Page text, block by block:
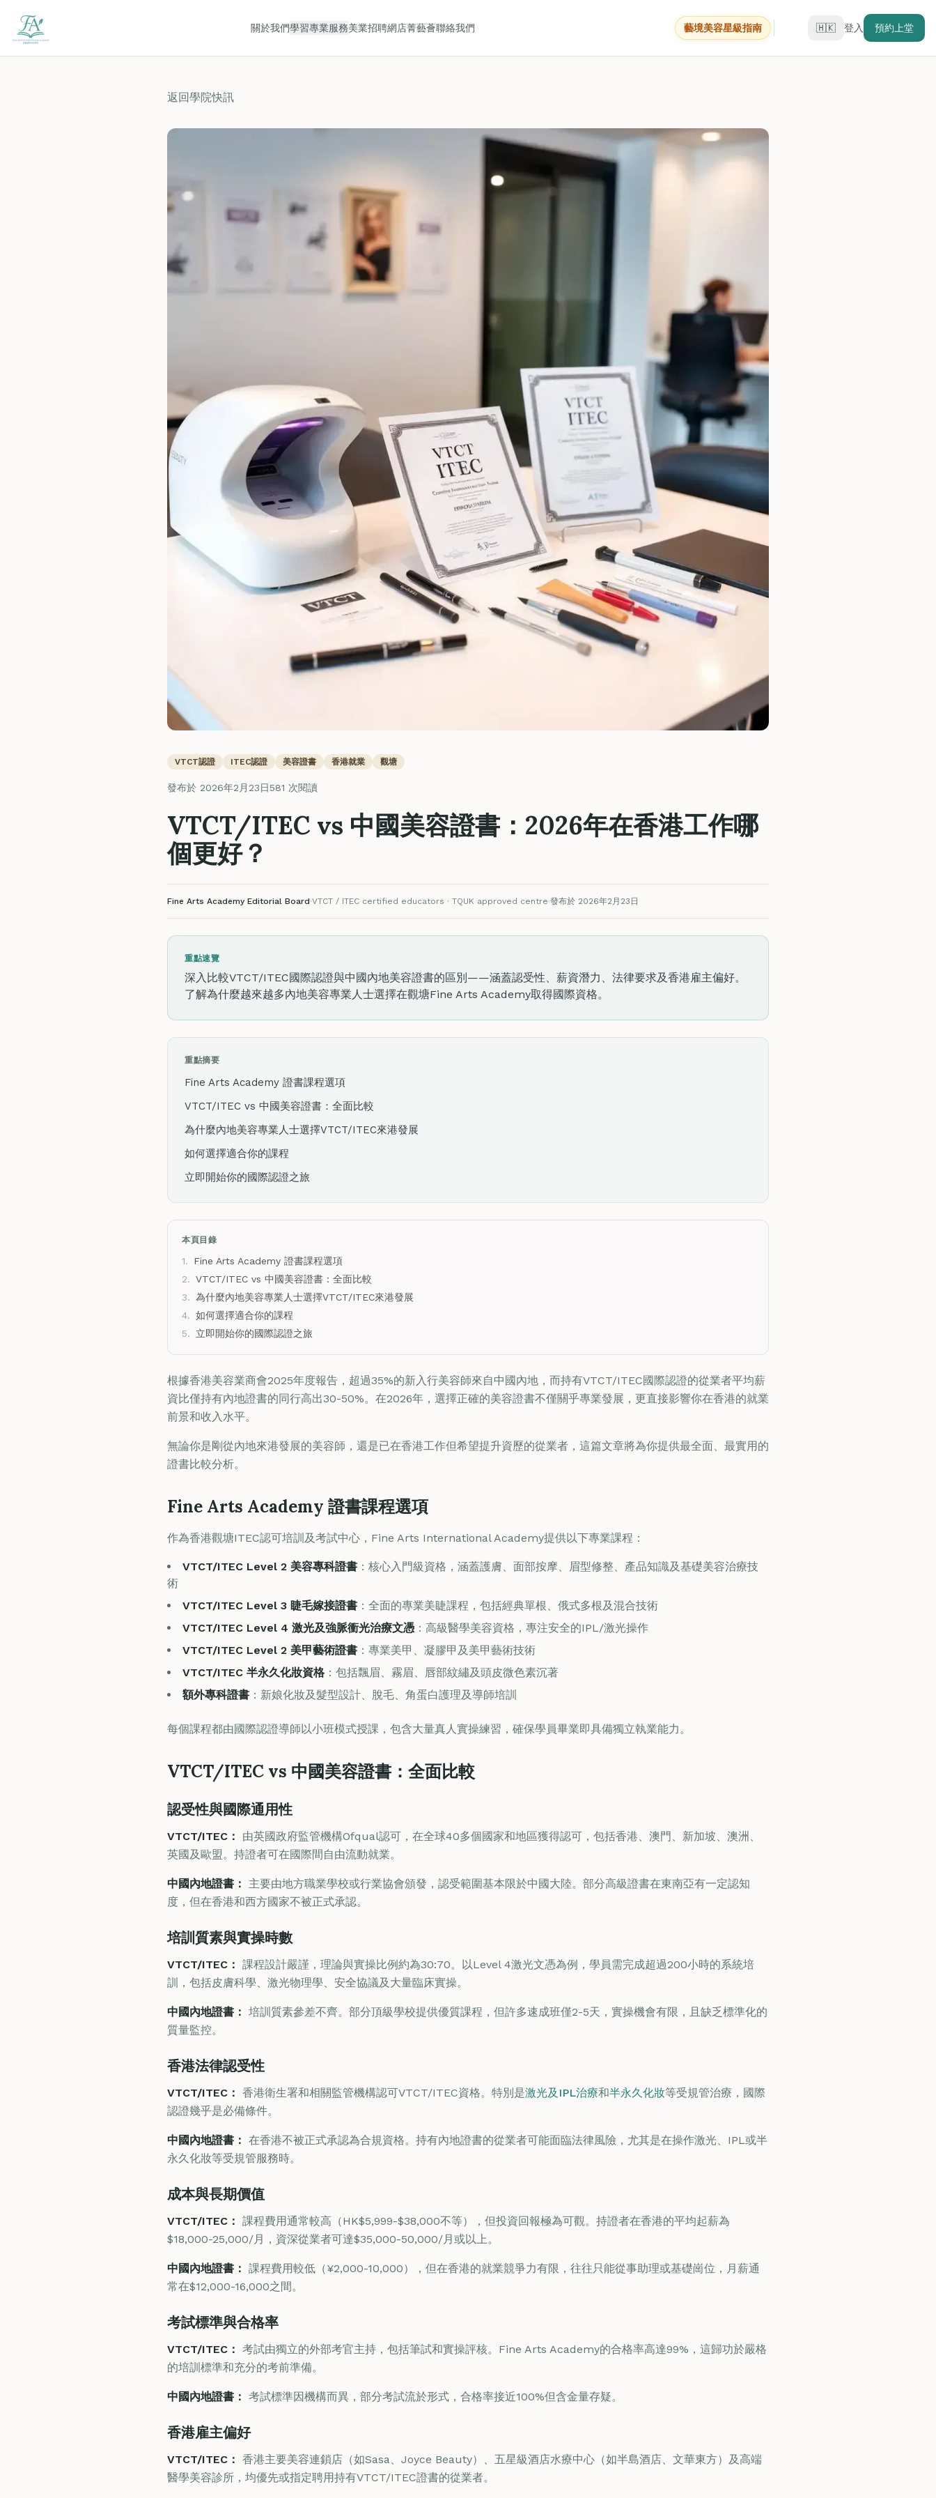
關於我們學習專業服務美業招聘網店菁藝薈聯絡我們 藝境美容星級指南 🇭🇰 登入 預約上堂
返回學院快訊
VTCT認證 ITEC認證 美容證書 香港就業 觀塘
發布於 2026年2月23日581 次閱讀
VTCT/ITEC vs 中國美容證書：2026年在香港工作哪
個更好？
Fine Arts Academy Editorial Board·VTCT / ITEC certified educators · TQUK approved centre·發布於 2026年2月23日
重點速覽
深入比較VTCT/ITEC國際認證與中國內地美容證書的區別——涵蓋認受性、薪資潛力、法律要求及香港雇主偏好。
了解為什麼越來越多內地美容專業人士選擇在觀塘Fine Arts Academy取得國際資格。
重點摘要
Fine Arts Academy 證書課程選項
VTCT/ITEC vs 中國美容證書：全面比較
為什麼內地美容專業人士選擇VTCT/ITEC來港發展
如何選擇適合你的課程
立即開始你的國際認證之旅
本頁目錄
1.
Fine Arts Academy 證書課程選項
2. VTCT/ITEC vs 中國美容證書：全面比較
3. 為什麼內地美容專業人士選擇VTCT/ITEC來港發展
4. 如何選擇適合你的課程
5.
立即開始你的國際認證之旅
根據香港美容業商會2025年度報告，超過35%的新入行美容師來自中國內地，而持有VTCT/ITEC國際認證的從業者平均薪
資比僅持有內地證書的同行高出30-50%。在2026年，選擇正確的美容證書不僅關乎專業發展，更直接影響你在香港的就業
前景和收入水平。
無論你是剛從內地來港發展的美容師，還是已在香港工作但希望提升資歷的從業者，這篇文章將為你提供最全面、最實用的
證書比較分析。
Fine Arts Academy 證書課程選項
作為香港觀塘ITEC認可培訓及考試中心，Fine Arts International Academy提供以下專業課程：
VTCT/ITEC Level 2 美容專科證書 ：核心入門級資格，涵蓋護膚、面部按摩、眉型修整、產品知識及基礎美容治療技
術
VTCT/ITEC Level 3 睫毛嫁接證書 ：全面的專業美睫課程，包括經典單根、俄式多根及混合技術
VTCT/ITEC Level 4 激光及強脈衝光治療文憑 ：高級醫學美容資格，專注安全的IPL/激光操作
VTCT/ITEC Level 2 美甲藝術證書 ：專業美甲、凝膠甲及美甲藝術技術
VTCT/ITEC 半永久化妝資格 ：包括飄眉、霧眉、唇部紋繡及頭皮微色素沉著
額外專科證書 ：新娘化妝及髮型設計、脫毛、角蛋白護理及導師培訓
每個課程都由國際認證導師以小班模式授課，包含大量真人實操練習，確保學員畢業即具備獨立執業能力。
VTCT/ITEC vs 中國美容證書：全面比較
認受性與國際通用性
VTCT/ITEC：
由英國政府監管機構Ofqual認可，在全球40多個國家和地區獲得認可，包括香港、澳門、新加坡、澳洲、
英國及歐盟。持證者可在國際間自由流動就業。
中國內地證書：
主要由地方職業學校或行業協會頒發，認受範圍基本限於中國大陸。部分高級證書在東南亞有一定認知
度，但在香港和西方國家不被正式承認。
培訓質素與實操時數
VTCT/ITEC： 課程設計嚴謹，理論與實操比例約為30:70。以Level 4激光文憑為例，學員需完成超過200小時的系統培
訓，包括皮膚科學、激光物理學、安全協議及大量臨床實操。
中國內地證書： 培訓質素參差不齊。部分頂級學校提供優質課程，但許多速成班僅2-5天，實操機會有限，且缺乏標準化的
質量監控。
香港法律認受性
VTCT/ITEC： 香港衛生署和相關監管機構認可VTCT/ITEC資格。特別是激光及IPL治療和半永久化妝等受規管治療，國際
認證幾乎是必備條件。
中國內地證書： 在香港不被正式承認為合規資格。持有內地證書的從業者可能面臨法律風險，尤其是在操作激光、IPL或半
永久化妝等受規管服務時。
成本與長期價值
VTCT/ITEC： 課程費用通常較高（HK$5,999-$38,000不等），但投資回報極為可觀。持證者在香港的平均起薪為
$18,000-25,000/月，資深從業者可達$35,000-50,000/月或以上。
中國內地證書： 課程費用較低（¥2,000-10,000），但在香港的就業競爭力有限，往往只能從事助理或基礎崗位，月薪通
常在$12,000-16,000之間。
考試標準與合格率
VTCT/ITEC： 考試由獨立的外部考官主持，包括筆試和實操評核。Fine Arts Academy的合格率高達99%，這歸功於嚴格
的培訓標準和充分的考前準備。
中國內地證書： 考試標準因機構而異，部分考試流於形式，合格率接近100%但含金量存疑。
香港雇主偏好
VTCT/ITEC： 香港主要美容連鎖店（如Sasa、Joyce Beauty）、五星級酒店水療中心（如半島酒店、文華東方）及高端
醫學美容診所，均優先或指定聘用持有VTCT/ITEC證書的從業者。